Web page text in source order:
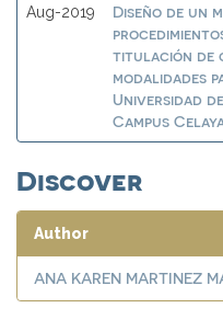
Aug-2019
Diseño de un
titulación de
modalidades
Universidad
Campus
Discover
Author
ANA KAREN MARTINEZ